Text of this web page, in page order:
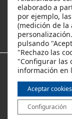
Los viajes
elaborado a
por ejemplo,
(medición de la
pulsando
"Rechazo las
"Configurar las
información en
Aceptar cookies
Configuración